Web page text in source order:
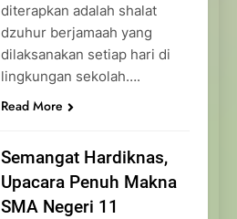
diterapkan adalah shalat
dzuhur berjamaah yang
dilaksanakan setiap hari di
lingkungan sekolah….
Read More
Semangat Hardiknas,
Upacara Penuh Makna
SMA Negeri 11